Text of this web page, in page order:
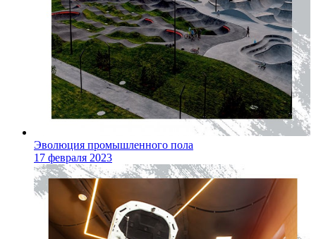
Эволюция промышленного пола
17 февраля 2023